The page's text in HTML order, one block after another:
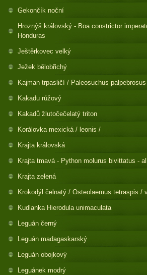
Gekončík noční
Hroznýš královský - Boa constrictor
Honduras
Ještěrkovec velký
Ježek bělobřichý
Kajman trpasličí / Paleosuchus
Kakadu růžový
Kakadů žlutočečelatý triton
Korálovka mexická / leonis /
Krajta královská
Krajta tmavá - Python molurus bivittatus -
Krajta zelená
Krokodýl čelnatý / Osteolaemus tetraspis /
Kudlanka Hierodula unimaculata
Leguán černý
Leguán madagaskarský
Leguán obojkový
Leguánek modrý